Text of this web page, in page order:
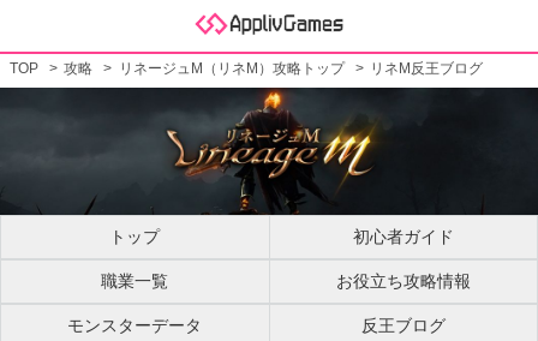
TOP 攻略 リネージュM（リネM）攻略トップ リネM反王ブログ
トップ 初心者ガイド
職業一覧 お役立ち攻略情報
モンスターデータ 反王ブログ